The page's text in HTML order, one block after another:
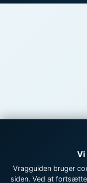
Vi
Vragguiden bruger
siden. Ved at